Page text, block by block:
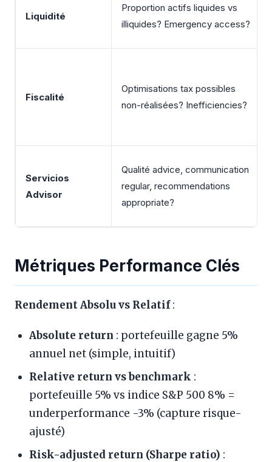
Liquidité
Proportion actifs liquides vs
illiquides? Emergency access?
Fiscalité
Optimisations tax possibles
non-réalisées? Inefficiencies?
Servicios
Advisor
Qualité advice, communication
regular, recommendations
appropriate?
Métriques Performance Clés
Rendement Absolu vs Relatif:
Absolute return : portefeuille gagne 5%
annuel net (simple, intuitif)
Relative return vs benchmark :
portefeuille 5% vs indice S&P 500 8% =
underperformance -3% (capture risque-
ajusté)
Risk-adjusted return (Sharpe ratio) :